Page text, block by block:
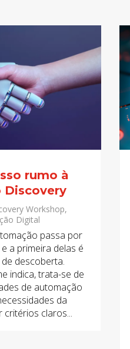
rumo à
Discovery
Workshop,
Digital
passa por
a primeira delas é
descoberta.
indica, trata-se de
de automação
da
critérios claros...